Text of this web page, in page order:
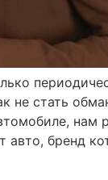
не стать
бренд